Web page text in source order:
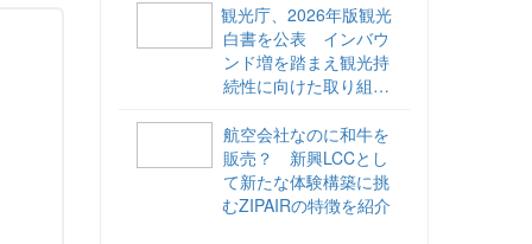
観光庁、2026年版観光
白書を公表 インバウ
ンド増を踏まえ観光持
続性に向けた取り組み
航空会社なのに和牛を
販売？ 新興LCCとし
て新たな体験構築に挑
むZIPAIRの特徴を紹介